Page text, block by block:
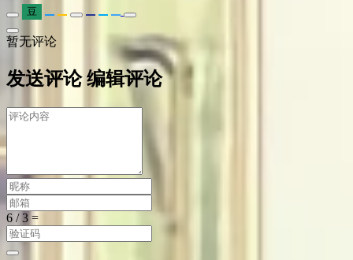
豆
暂无评论
发送评论 编辑评论